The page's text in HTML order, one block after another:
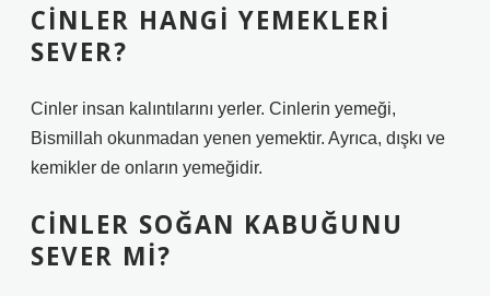
CINLER HANGI YEMEKLERI
SEVER?
Cinler insan kalıntılarını yerler. Cinlerin yemeği,
Bismillah okunmadan yenen yemektir. Ayrıca, dışkı ve
kemikler de onların yemeğidir.
CINLER SOĞAN KABUĞUNU
SEVER MI?